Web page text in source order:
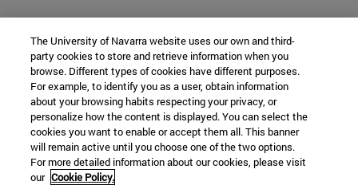
BUSCAR
The University of Navarra website uses our own and third-
party cookies to store and retrieve information when you
browse. Different types of cookies have different purposes.
For example, to identify you as a user, obtain information
about your browsing habits respecting your privacy, or
personalize how the content is displayed. You can select the
cookies you want to enable or accept them all. This banner
will remain active until you choose one of the two options.
For more detailed information about our cookies, please visit
our Cookie Policy.